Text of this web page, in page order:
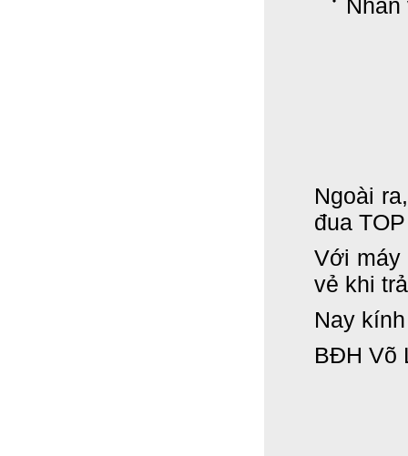
Ngoài
đua
Với máy
vẻ khi
Nay
BĐH Võ